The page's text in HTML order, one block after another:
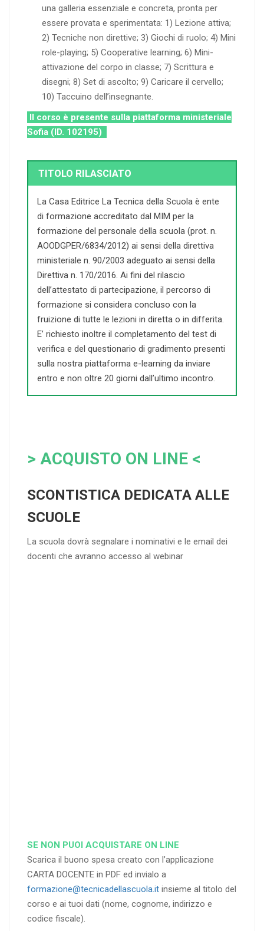
una galleria essenziale e concreta, pronta per
essere provata e sperimentata: 1) Lezione attiva;
2) Tecniche non direttive; 3) Giochi di ruolo; 4) Mini
role-playing; 5) Cooperative learning; 6) Mini-
attivazione del corpo in classe; 7) Scrittura e
disegni; 8) Set di ascolto; 9) Caricare il cervello;
10) Taccuino dell’insegnante.
Il corso è presente sulla piattaforma ministeriale
Sofia (ID. 102195)
TITOLO RILASCIATO
La Casa Editrice La Tecnica della Scuola è ente
di formazione accreditato dal MIM per la
formazione del personale della scuola (prot. n.
AOODGPER/6834/2012) ai sensi della direttiva
ministeriale n. 90/2003 adeguato ai sensi della
Direttiva n. 170/2016. Ai fini del rilascio
dell’attestato di partecipazione, il percorso di
formazione si considera concluso con la
fruizione di tutte le lezioni in diretta o in differita.
E’ richiesto inoltre il completamento del test di
verifica e del questionario di gradimento presenti
sulla nostra piattaforma e-learning da inviare
entro e non oltre 20 giorni dall’ultimo incontro.
> ACQUISTO ON LINE <
SCONTISTICA DEDICATA ALLE
SCUOLE
La scuola dovrà segnalare i nominativi e le email dei
docenti che avranno accesso al webinar
SE NON PUOI ACQUISTARE ON LINE
Scarica il buono spesa creato con l’applicazione
CARTA DOCENTE in PDF ed invialo a
formazione@tecnicadellascuola.it insieme al titolo del
corso e ai tuoi dati (nome, cognome, indirizzo e
codice fiscale).